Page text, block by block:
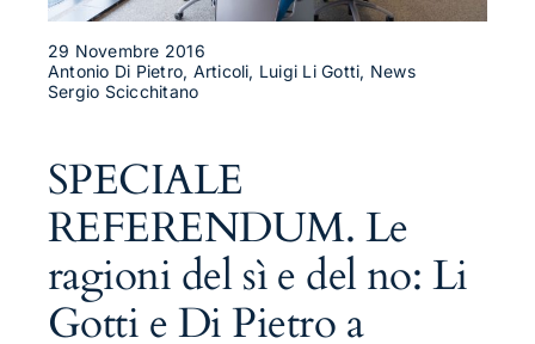
29 Novembre 2016
Antonio Di Pietro, Articoli, Luigi Li Gotti, News
Sergio Scicchitano
SPECIALE
REFERENDUM. Le
ragioni del sì e del no: Li
Gotti e Di Pietro a